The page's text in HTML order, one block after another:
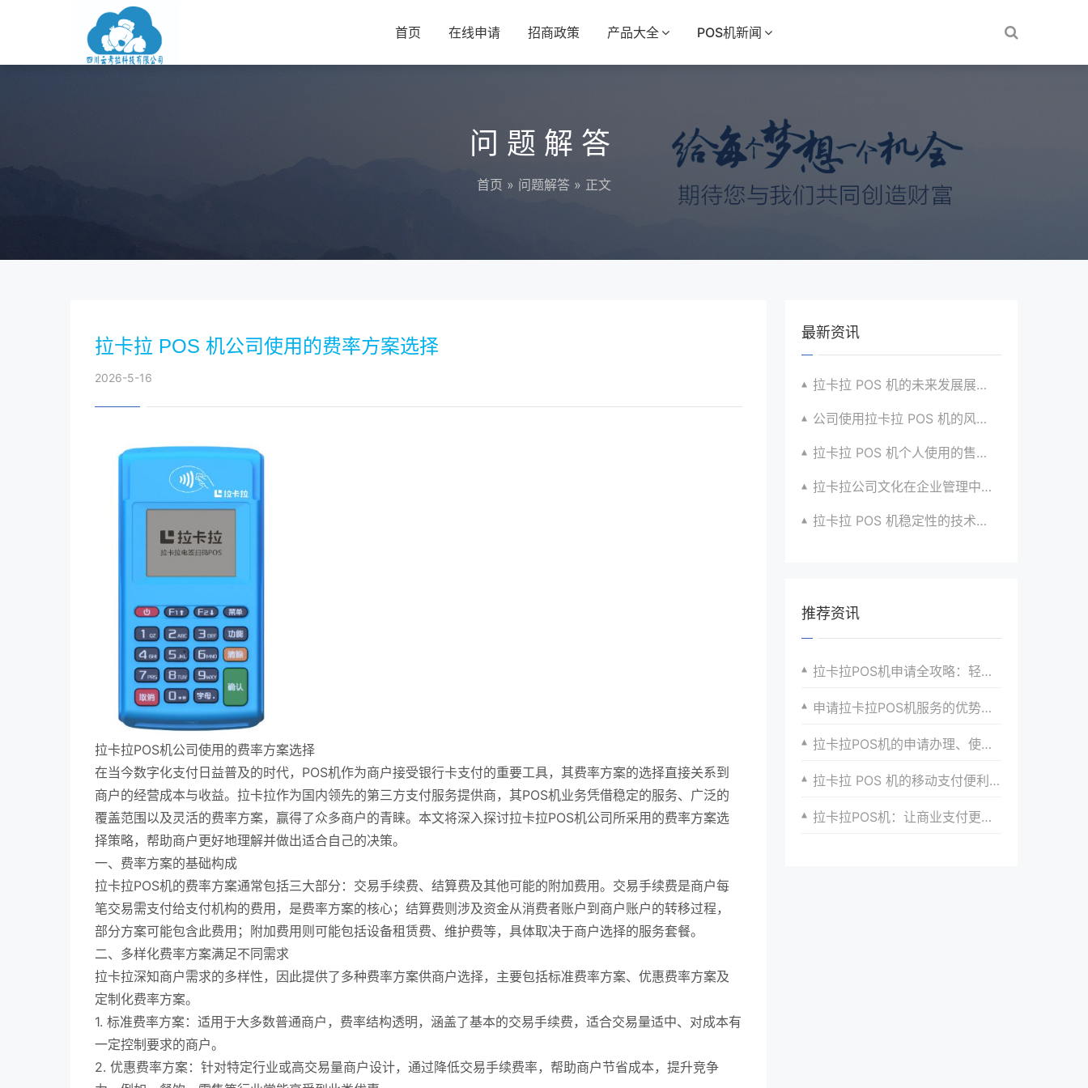
首页 在线申请 招商政策 产品大全 POS机新闻
问题解答
首页 » 问题解答 » 正文
拉卡拉 POS 机公司使用的费率方案选择
2026-5-16
拉卡拉POS机公司使用的费率方案选择
在当今数字化支付日益普及的时代，POS机作为商户接受银行卡支付的重要工具，其费率方案的选择直接关系到
商户的经营成本与收益。拉卡拉作为国内领先的第三方支付服务提供商，其POS机业务凭借稳定的服务、广泛的
覆盖范围以及灵活的费率方案，赢得了众多商户的青睐。本文将深入探讨拉卡拉POS机公司所采用的费率方案选
择策略，帮助商户更好地理解并做出适合自己的决策。
一、费率方案的基础构成
拉卡拉POS机的费率方案通常包括三大部分：交易手续费、结算费及其他可能的附加费用。交易手续费是商户每
笔交易需支付给支付机构的费用，是费率方案的核心；结算费则涉及资金从消费者账户到商户账户的转移过程，
部分方案可能包含此费用；附加费用则可能包括设备租赁费、维护费等，具体取决于商户选择的服务套餐。
二、多样化费率方案满足不同需求
拉卡拉深知商户需求的多样性，因此提供了多种费率方案供商户选择，主要包括标准费率方案、优惠费率方案及
定制化费率方案。
1. 标准费率方案：适用于大多数普通商户，费率结构透明，涵盖了基本的交易手续费，适合交易量适中、对成本有
一定控制要求的商户。
2. 优惠费率方案：针对特定行业或高交易量商户设计，通过降低交易手续费率，帮助商户节省成本，提升竞争
最新资讯
拉卡拉 POS 机的未来发展展望与战略规划
公司使用拉卡拉 POS 机的风险评估与应对
拉卡拉 POS 机个人使用的售后服务优化
拉卡拉公司文化在企业管理中的作用
拉卡拉 POS 机稳定性的技术创新与应用实践
推荐资讯
拉卡拉POS机申请全攻略：轻松开启便捷支付新时代
申请拉卡拉POS机服务的优势分析
拉卡拉POS机的申请办理、使用技巧与注意事项
拉卡拉 POS 机的移动支付便利性
拉卡拉POS机：让商业支付更轻松